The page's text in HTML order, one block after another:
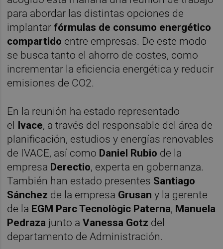
para abordar las distintas opciones de
implantar fórmulas de consumo energético
compartido entre empresas. De este modo
se busca tanto el ahorro de costes, como
incrementar la eficiencia energética y reducir
emisiones de CO2.
En la reunión ha estado representado
el Ivace, a través del responsable del área de
planificación, estudios y energías renovables
de IVACE, así como Daniel Rubio de la
empresa Derectio, experta en gobernanza.
También han estado presentes Santiago
Sánchez de la empresa Grusan y la gerente
de la EGM Parc Tecnològic Paterna, Manuela
Pedraza junto aVanessa Gotz del
departamento de Administración.